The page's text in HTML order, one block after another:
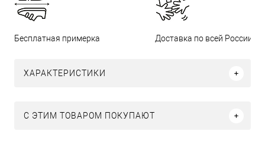
Бесплатная примерка Доставка по всей России
ХАРАКТЕРИСТИКИ
С ЭТИМ ТОВАРОМ ПОКУПАЮТ